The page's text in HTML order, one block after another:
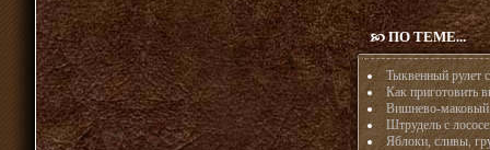
ПО ТЕМЕ...
Тыквенный рулет
Как приготовить
Вишнево-маковый
Штрудель с
Яблоки, сливы,